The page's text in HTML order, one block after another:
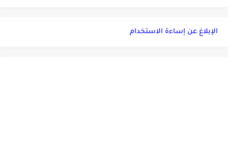
الإبلاغ عن إساءة الاستخدام